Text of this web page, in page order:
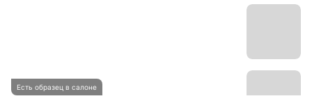
Есть образец в салоне